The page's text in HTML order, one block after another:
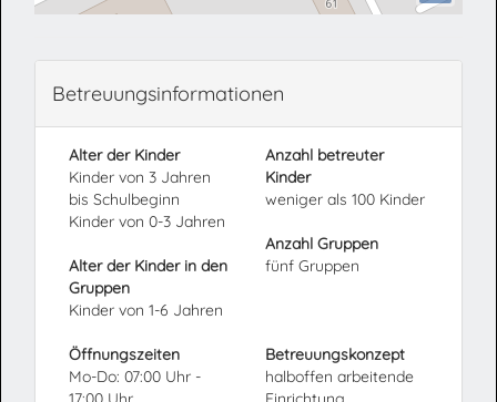
Betreuungsinformationen
Alter der Kinder
Kinder von 3 Jahren
bis Schulbeginn
Kinder von 0-3 Jahren
Alter der Kinder in den
Gruppen
Kinder von 1-6 Jahren
Anzahl betreuter
Kinder
weniger als 100 Kinder
Anzahl Gruppen
fünf Gruppen
Öffnungszeiten
Mo-Do: 07:00 Uhr -
Betreuungskonzept
halboffen arbeitende